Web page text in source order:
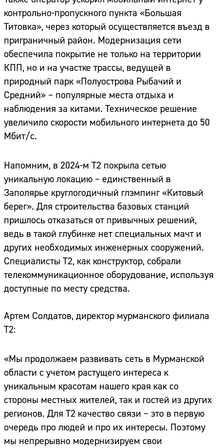
контрольно-пропускного пункта «Большая
Титовка», через который осуществляется въезд в
приграничный район. Модернизация сети
обеспечила покрытие не только на территории
КПП, но и на участке трассы, ведущей в
природный парк «Полуострова Рыбачий и
Средний» – популярные места отдыха и
наблюдения за китами. Техническое решение
увеличило скорости мобильного интернета до 50
Мбит/c.
Напомним, в 2024-м T2 покрыла сетью
уникальную локацию – единственный в
Заполярье круглогодичный глэмпинг «Китовый
берег». Для строительства базовых станций
пришлось отказаться от привычных решений,
ведь в такой глубинке нет специальных мачт и
других необходимых инженерных сооружений.
Специалисты Т2, как конструктор, собрали
телекоммуникационное оборудование, используя
доступные по месту средства.
Артем Солдатов, директор мурманского филиала
Т2:
«Мы продолжаем развивать сеть в Мурманской
области с учетом растущего интереса к
уникальным красотам нашего края как со
стороны местных жителей, так и гостей из других
регионов. Для Т2 качество связи – это в первую
очередь про людей и про их интересы. Поэтому
мы непрерывно модернизируем свои